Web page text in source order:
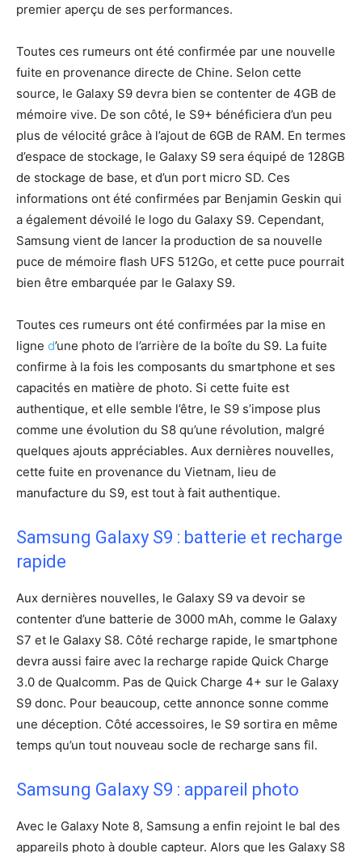
premier aperçu de ses performances.
Toutes ces rumeurs ont été confirmée par une nouvelle
fuite en provenance directe de Chine. Selon cette
source, le Galaxy S9 devra bien se contenter de 4GB de
mémoire vive. De son côté, le S9+ bénéficiera d’un peu
plus de vélocité grâce à l’ajout de 6GB de RAM. En termes
d’espace de stockage, le Galaxy S9 sera équipé de 128GB
de stockage de base, et d’un port micro SD. Ces
informations ont été confirmées par Benjamin Geskin qui
a également dévoilé le logo du Galaxy S9. Cependant,
Samsung vient de lancer la production de sa nouvelle
puce de mémoire flash UFS 512Go, et cette puce pourrait
bien être embarquée par le Galaxy S9.
Toutes ces rumeurs ont été confirmées par la mise en
ligne d’une photo de l’arrière de la boîte du S9. La fuite
confirme à la fois les composants du smartphone et ses
capacités en matière de photo. Si cette fuite est
authentique, et elle semble l’être, le S9 s’impose plus
comme une évolution du S8 qu’une révolution, malgré
quelques ajouts appréciables. Aux dernières nouvelles,
cette fuite en provenance du Vietnam, lieu de
manufacture du S9, est tout à fait authentique.
Samsung Galaxy S9 : batterie et recharge
rapide
Aux dernières nouvelles, le Galaxy S9 va devoir se
contenter d’une batterie de 3000 mAh, comme le Galaxy
S7 et le Galaxy S8. Côté recharge rapide, le smartphone
devra aussi faire avec la recharge rapide Quick Charge
3.0 de Qualcomm. Pas de Quick Charge 4+ sur le Galaxy
S9 donc. Pour beaucoup, cette annonce sonne comme
une déception. Côté accessoires, le S9 sortira en même
temps qu’un tout nouveau socle de recharge sans fil.
Samsung Galaxy S9 : appareil photo
Avec le Galaxy Note 8, Samsung a enfin rejoint le bal des
appareils photo à double capteur. Alors que les Galaxy S8